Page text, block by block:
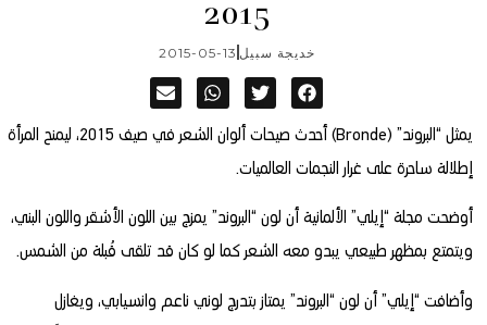
2015
خديجة سبيل 2015-05-13
يمثل “البروند” (Bronde) أحدث صيحات ألوان الشعر في صيف 2015، ليمنح المرأة
إطلالة ساحرة على غرار النجمات العالميات.
أوضحت مجلة “إيلي” الألمانية أن لون “البروند” يمزج بين اللون الأشقر واللون البني،
ويتمتع بمظهر طبيعي يبدو معه الشعر كما لو كان قد تلقى قُبلة من الشمس.
وأضافت “إيلي” أن لون “البروند” يمتاز بتدرج لوني ناعم وانسيابي، ويغازل